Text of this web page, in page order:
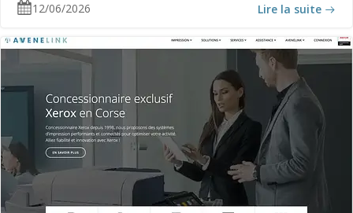
12/06/2026 Lire la suite